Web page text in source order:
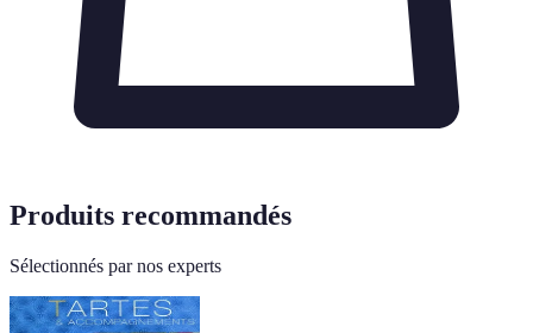
Produits recommandés
Sélectionnés par nos experts